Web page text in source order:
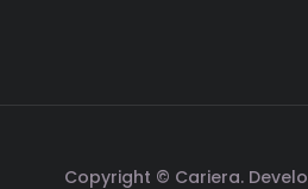
Copyright © Cariera.